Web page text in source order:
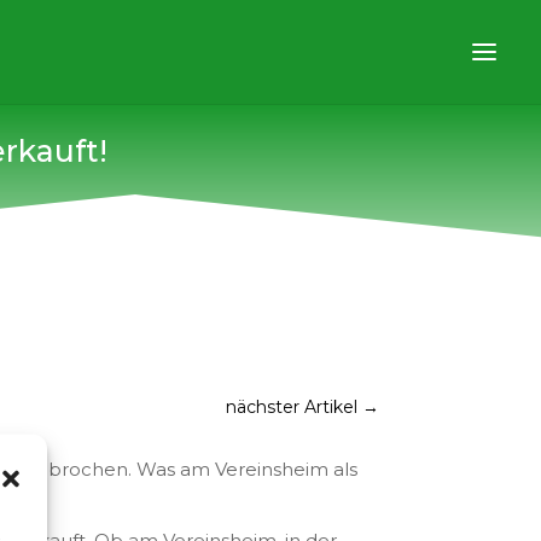
nächster Artikel →
Was am Vereinsheim als